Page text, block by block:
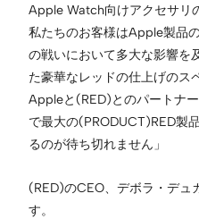
Apple Watch向けアクセサリ
私たちのお客様はApple製品
の戦いにおいて多大な影響を
た豪華なレッドの仕上げのス
Appleと(RED)とのパートナ
で最大の(PRODUCT)RED製
るのが待ち切れません」
(RED)のCEO、デボラ・デュ
す。